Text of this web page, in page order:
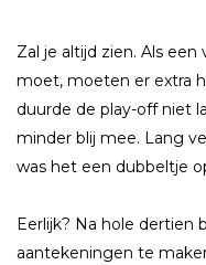
Zal je altijd zien. Als
moet, moeten er extra
duurde de play-off niet
minder blij mee. Lang
was het een dubbeltje
Eerlijk? Na hole dertien
aantekeningen te